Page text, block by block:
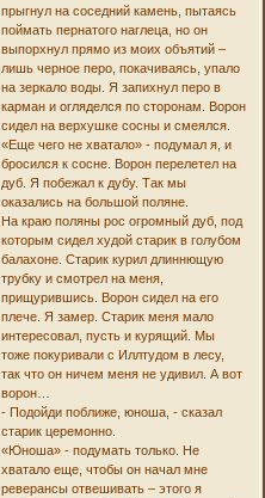
прыгнул на соседний камень, пытаясь
поймать пернатого наглеца, но он
выпорхнул прямо из моих объятий –
лишь черное перо, покачиваясь, упало
на зеркало воды. Я запихнул перо в
карман и огляделся по сторонам. Ворон
сидел на верхушке сосны и смеялся.
«Еще чего не хватало» - подумал я, и
бросился к сосне. Ворон перелетел на
дуб. Я побежал к дубу. Так мы
оказались на большой поляне.
На краю поляны рос огромный дуб, под
которым сидел худой старик в голубом
балахоне. Старик курил длиннющую
трубку и смотрел на меня,
прищурившись. Ворон сидел на его
плече. Я замер. Старик меня мало
интересовал, пусть и курящий. Мы
тоже покуривали с Иллтудом в лесу,
так что он ничем меня не удивил. А вот
ворон…
- Подойди поближе, юноша, - сказал
старик церемонно.
«Юноша» - подумать только. Не
хватало еще, чтобы он начал мне
реверансы отвешивать – этого я